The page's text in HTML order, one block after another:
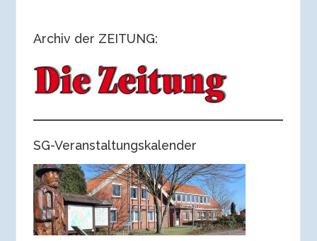
Beiträge
Archiv der ZEITUNG:
SG-Veranstaltungskalender